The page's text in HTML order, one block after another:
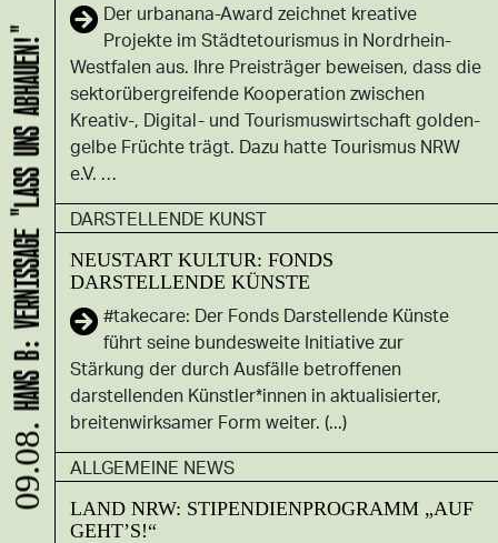
Der urbanana-Award zeichnet kreative
Projekte im Städtetourismus in Nordrhein-
Westfalen aus. Ihre Preisträger beweisen, dass die
sektorübergreifende Kooperation zwischen
Kreativ-, Digital- und Tourismuswirtschaft golden-
gelbe Früchte trägt. Dazu hatte Tourismus NRW
e.V. …
DARSTELLENDE KUNST
NEUSTART KULTUR: FONDS
DARSTELLENDE KÜNSTE
#takecare: Der Fonds Darstellende Künste
führt seine bundesweite Initiative zur
Stärkung der durch Ausfälle betroffenen
darstellenden Künstler*innen in aktualisierter,
breitenwirksamer Form weiter. (...)
ALLGEMEINE NEWS
LAND NRW: STIPENDIENPROGRAMM „AUF
GEHT’S!“
09.08.
HANS B: VERNISSAGE "LASS UNS ABHAUEN!"